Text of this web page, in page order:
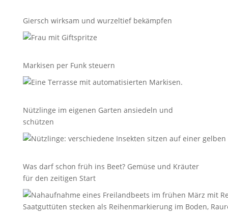
Giersch wirksam und wurzeltief bekämpfen
Markisen per Funk steuern
Nützlinge im eigenen Garten ansiedeln und
schützen
Was darf schon früh ins Beet? Gemüse und Kräuter
für den zeitigen Start